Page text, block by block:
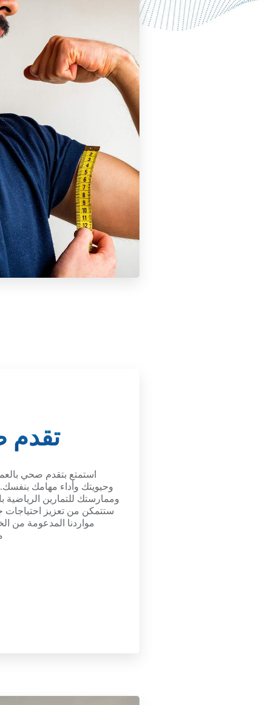
تقدم
استمتع بتقدم صحي
وحيويتك وأداء مهامك
وممارستك للتمارين الرياضية
ستتمكن من تعزيز
مواردنا المدعومة من